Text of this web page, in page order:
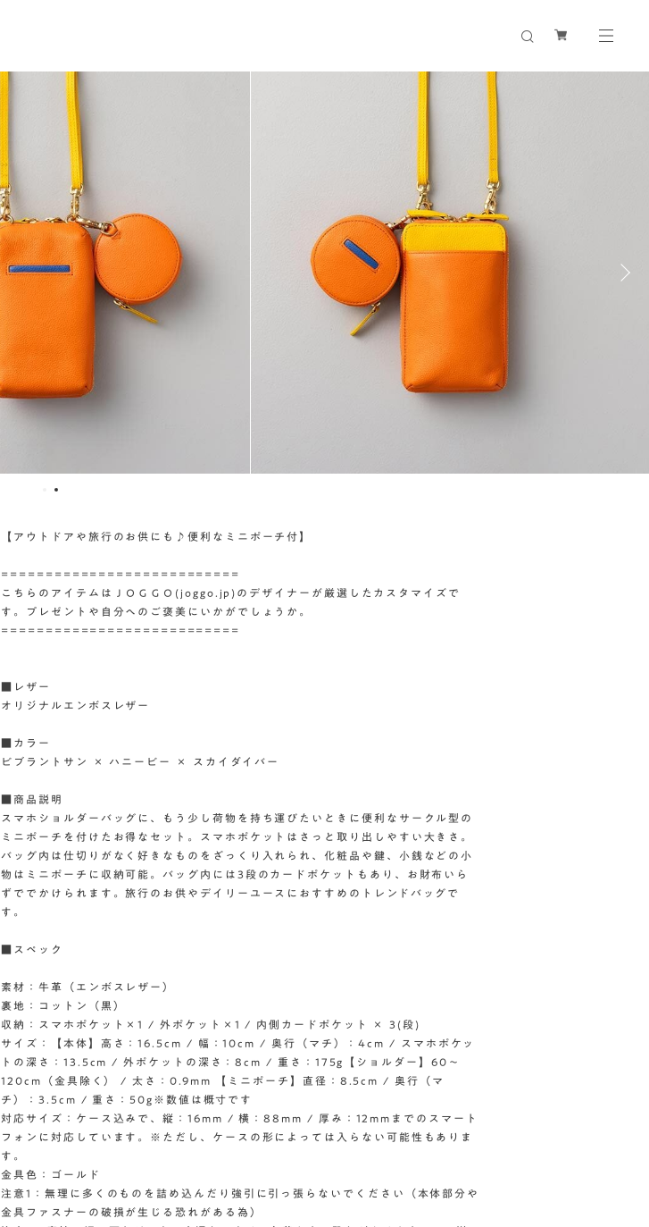
【アウトドアや旅行のお供にも♪便利なミニポーチ付】
===========================
こちらのアイテムはＪＯＧＧＯ(joggo.jp)のデザイナーが厳選したカスタマイズで
す。プレゼントや自分へのご褒美にいかがでしょうか。
===========================
■レザー
オリジナルエンボスレザー
■カラー
ビブラントサン × ハニービー × スカイダイバー
■商品説明
スマホショルダーバッグに、もう少し荷物を持ち運びたいときに便利なサークル型の
ミニポーチを付けたお得なセット。スマホポケットはさっと取り出しやすい大きさ。
バッグ内は仕切りがなく好きなものをざっくり入れられ、化粧品や鍵、小銭などの小
物はミニポーチに収納可能。バッグ内には3段のカードポケットもあり、お財布いら
ずででかけられます。旅行のお供やデイリーユースにおすすめのトレンドバッグで
す。
■スペック
素材：牛革（エンボスレザー）
裏地：コットン（黒）
収納：スマホポケット×1 / 外ポケット×1 / 内側カードポケット × 3(段)
サイズ：【本体】高さ：16.5cm / 幅：10cm / 奥行（マチ）：4cm / スマホポケッ
トの深さ：13.5cm / 外ポケットの深さ：8cm / 重さ：175g【ショルダー】60〜
120cm（金具除く） / 太さ：0.9mm 【ミニポーチ】直径：8.5cm / 奥行（マ
チ）：3.5cm / 重さ：50g※数値は概寸です
対応サイズ：ケース込みで、縦：16mm / 横：88mm / 厚み：12mmまでのスマート
フォンに対応しています。※ただし、ケースの形によっては入らない可能性もありま
す。
金具色：ゴールド
注意1：無理に多くのものを詰め込んだり強引に引っ張らないでください（本体部分や
金具ファスナーの破損が生じる恐れがある為）